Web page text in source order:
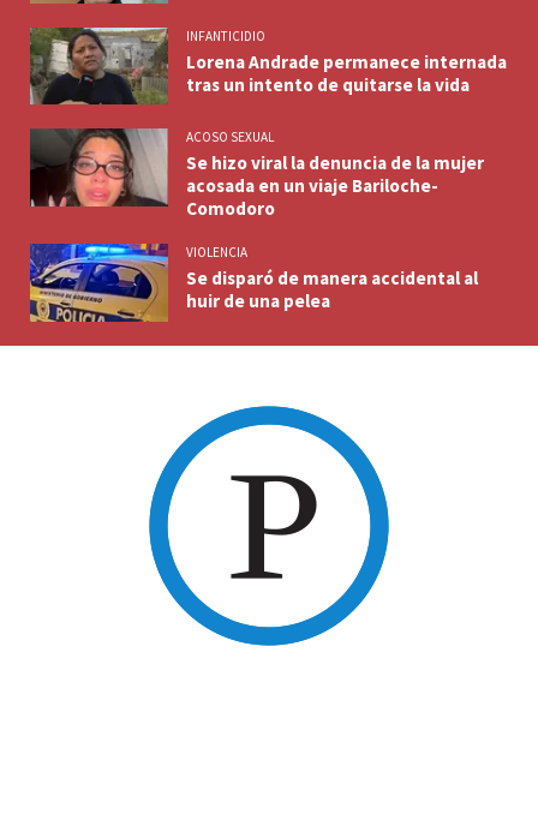
INFANTICIDIO
Lorena Andrade permanece internada
tras un intento de quitarse la vida
ACOSO SEXUAL
Se hizo viral la denuncia de la mujer
acosada en un viaje Bariloche-
Comodoro
VIOLENCIA
Se disparó de manera accidental al
huir de una pelea